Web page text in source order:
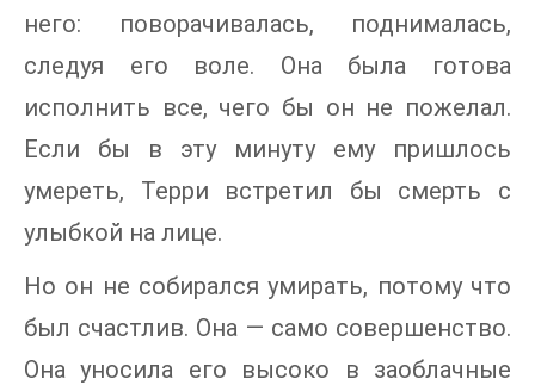
него: поворачивалась, поднималась,
следуя его воле. Она была готова
исполнить все, чего бы он не пожелал.
Если бы в эту минуту ему пришлось
умереть, Терри встретил бы смерть с
улыбкой на лице.
Но он не собирался умирать, потому что
был счастлив. Она — само совершенство.
Она уносила его высоко в заоблачные